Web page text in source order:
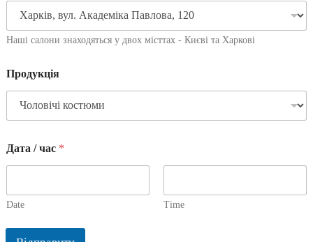
Наші салони знаходяться у двох місттах - Києві та Харкові
Продукція
Дата / час *
Date Time